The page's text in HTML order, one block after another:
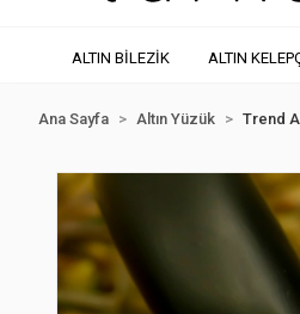
ALTIN BİLEZİK ALTIN
Ana Sayfa Altın Yüzük Trend